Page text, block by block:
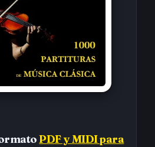
PDF y MIDI para